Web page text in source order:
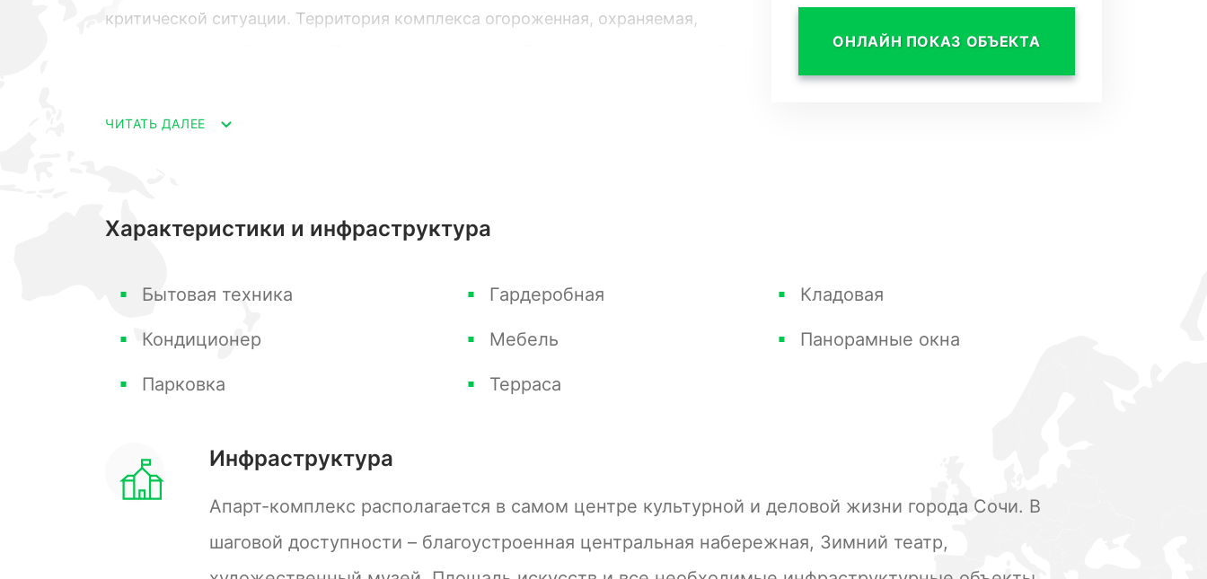
критической ситуации. Территория комплекса огороженная, охраняемая,
прогулок всей семьей, оборудованы места отдыха с беседками и лавочками.
ЧИТАТЬ ДАЛЕЕ
ОНЛАЙН ПОКАЗ ОБЪЕКТА
Характеристики и инфраструктура
Бытовая техника Гардеробная Кладовая
Кондиционер Мебель Панорамные окна
Парковка Терраса
Инфраструктура
Апарт-комплекс располагается в самом центре культурной и деловой жизни города Сочи. В
шаговой доступности – благоустроенная центральная набережная, Зимний театр,